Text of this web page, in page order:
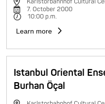
Karlstorbahnhof Cultural
7. October 2000
10:00 p.m.
Learn more
Istanbul Oriental
Burhan Öçal